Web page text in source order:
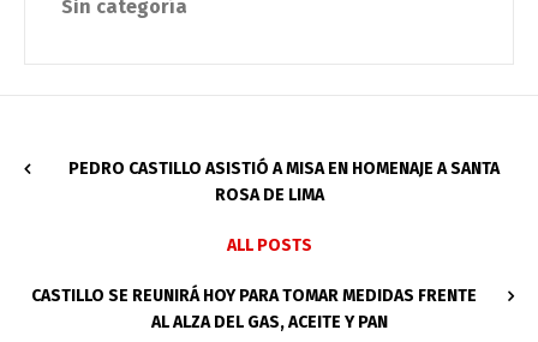
Sin categoría
PEDRO CASTILLO ASISTIÓ A MISA EN HOMENAJE A SANTA
ROSA DE LIMA
ALL POSTS
CASTILLO SE REUNIRÁ HOY PARA TOMAR MEDIDAS FRENTE
AL ALZA DEL GAS, ACEITE Y PAN